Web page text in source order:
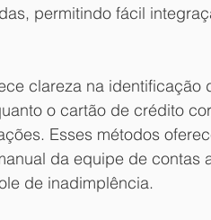
permitindo fácil
clareza na identificação
o cartão de crédito
Esses métodos
da equipe de contas
de inadimplência.